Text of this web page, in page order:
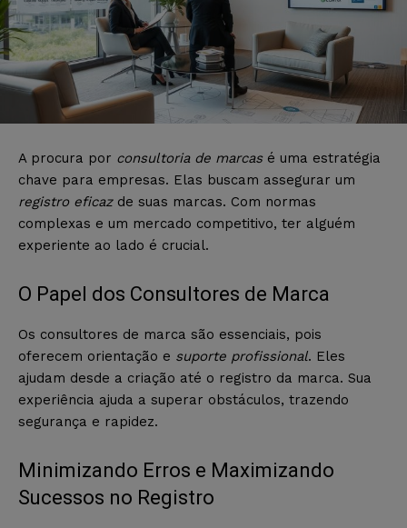
A procura por consultoria de marcasé uma estratégia
chave para empresas. Elas buscam assegurar um
registro eficazde suas marcas. Com normas
complexas e um mercado competitivo, ter alguém
experiente ao lado é crucial.
O Papel dos Consultores de Marca
Os consultores de marca são essenciais, pois
oferecem orientação e suporte profissional. Eles
ajudam desde a criação até o registro da marca. Sua
experiência ajuda a superar obstáculos, trazendo
segurança e rapidez.
Minimizando Erros e Maximizando
Sucessos no Registro